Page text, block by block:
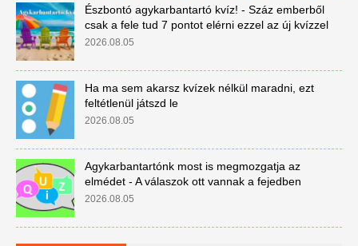
Észbontó agykarbantartó kvíz! - Száz emberből
csak a fele tud 7 pontot elérni ezzel az új kvízzel
2026.08.05
Ha ma sem akarsz kvízek nélkül maradni, ezt
feltétlenül játszd le
2026.08.05
Agykarbantartónk most is megmozgatja az
elmédet - A válaszok ott vannak a fejedben
2026.08.05